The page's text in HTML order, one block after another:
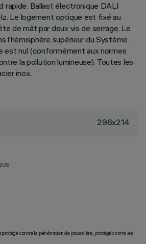
rapide. Ballast électronique DALI
Le logement optique est fixé au
de mât par deux vis de serrage. Le
l’hémisphère supérieur du Système
est nul (conformément aux normes
la pollution lumineuse). Toutes les
inox.
296x214
contre la pénétration de poussière, protégé contre les